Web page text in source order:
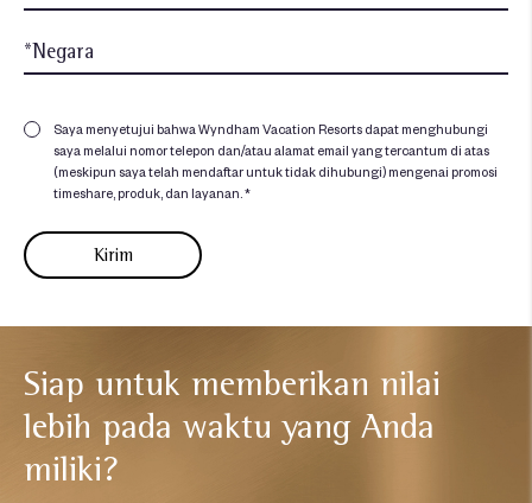
Saya menyetujui bahwa Wyndham Vacation Resorts dapat menghubungi
saya melalui nomor telepon dan/atau alamat email yang tercantum di atas
(meskipun saya telah mendaftar untuk tidak dihubungi) mengenai promosi
timeshare, produk, dan layanan. *
Siap untuk memberikan nilai
lebih pada waktu yang Anda
miliki?​